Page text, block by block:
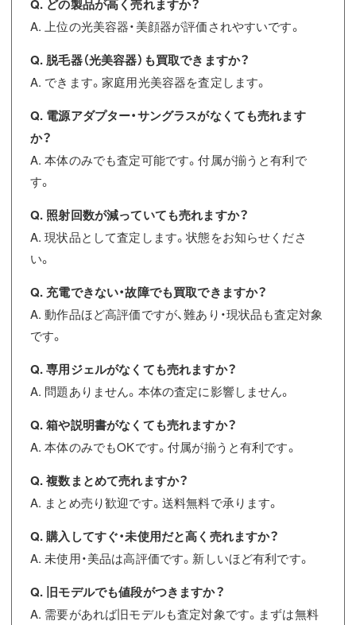
Q. どの製品が高く売れますか？
A. 上位の光美容器・美顔器が評価されやすいです。
Q. 脱毛器（光美容器）も買取できますか？
A. できます。家庭用光美容器を査定します。
Q. 電源アダプター・サングラスがなくても売れます
か？
A. 本体のみでも査定可能です。付属が揃うと有利で
す。
Q. 照射回数が減っていても売れますか？
A. 現状品として査定します。状態をお知らせくださ
い。
Q. 充電できない・故障でも買取できますか？
A. 動作品ほど高評価ですが、難あり・現状品も査定対象
です。
Q. 専用ジェルがなくても売れますか？
A. 問題ありません。本体の査定に影響しません。
Q. 箱や説明書がなくても売れますか？
A. 本体のみでもOKです。付属が揃うと有利です。
Q. 複数まとめて売れますか？
A. まとめ売り歓迎です。送料無料で承ります。
Q. 購入してすぐ・未使用だと高く売れますか？
A. 未使用・美品は高評価です。新しいほど有利です。
Q. 旧モデルでも値段がつきますか？
A. 需要があれば旧モデルも査定対象です。まずは無料